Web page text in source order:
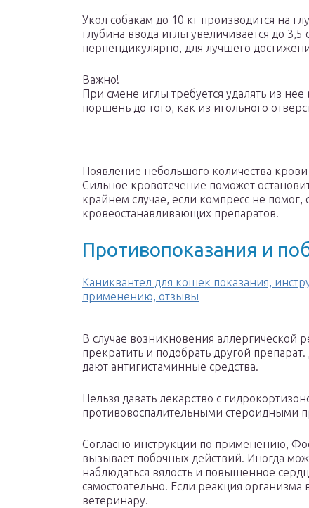
Укол собакам до 10 кг производится на
глубина ввода иглы увеличивается до
перпендикулярно, для лучшего
Важно!
При смене иглы требуется удалять из
поршень до того, как из игольного
Появление небольшого количества
Сильное кровотечение поможет
крайнем случае, если компресс не помог,
кровеостанавливающих препаратов.
Противопоказания и
Каниквантел для кошек показания,
применению, отзывы
В случае возникновения аллергической
прекратить и подобрать другой
дают антигистаминные средства.
Нельзя давать лекарство с
противовоспалительными стероидными
Согласно инструкции по применению,
вызывает побочных действий. Иногда
наблюдаться вялость и повышенное
самостоятельно. Если реакция
ветеринару.